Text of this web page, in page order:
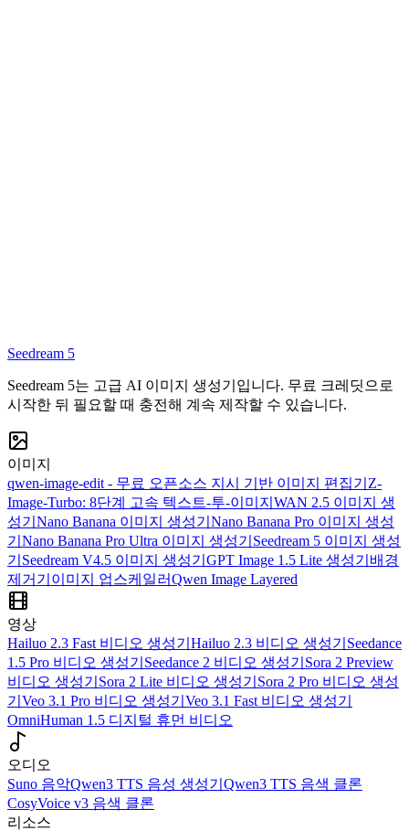
지금 생성
Seedream 5
Seedream 5는 고급 AI 이미지 생성기입니다. 무료 크레딧으로
시작한 뒤 필요할 때 충전해 계속 제작할 수 있습니다.
이미지
qwen-image-edit - 무료 오픈소스 지시 기반 이미지 편집기 Z-
Image-Turbo: 8단계 고속 텍스트-투-이미지 WAN 2.5 이미지 생
성기 Nano Banana 이미지 생성기 Nano Banana Pro 이미지 생성
기 Nano Banana Pro Ultra 이미지 생성기 Seedream 5 이미지 생성
기 Seedream V4.5 이미지 생성기 GPT Image 1.5 Lite 생성기 배경
제거기 이미지 업스케일러Qwen Image Layered
영상
Hailuo 2.3 Fast 비디오 생성기 Hailuo 2.3 비디오 생성기 Seedance
1.5 Pro 비디오 생성기 Seedance 2 비디오 생성기 Sora 2 Preview
비디오 생성기 Sora 2 Lite 비디오 생성기 Sora 2 Pro 비디오 생성
기 Veo 3.1 Pro 비디오 생성기 Veo 3.1 Fast 비디오 생성기
OmniHuman 1.5 디지털 휴먼 비디오
오디오
Suno 음악Qwen3 TTS 음성 생성기 Qwen3 TTS 음색 클론
CosyVoice v3 음색 클론
리소스